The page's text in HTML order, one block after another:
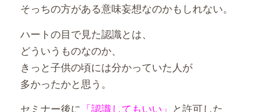
そっちの方がある意味妄想なのかもしれない。
ハートの目で見た認識とは、
どういうものなのか、
きっと子供の頃には分かっていた人が
多かったかと思う。
セミナー後に 「認識してもいい」 と許可した